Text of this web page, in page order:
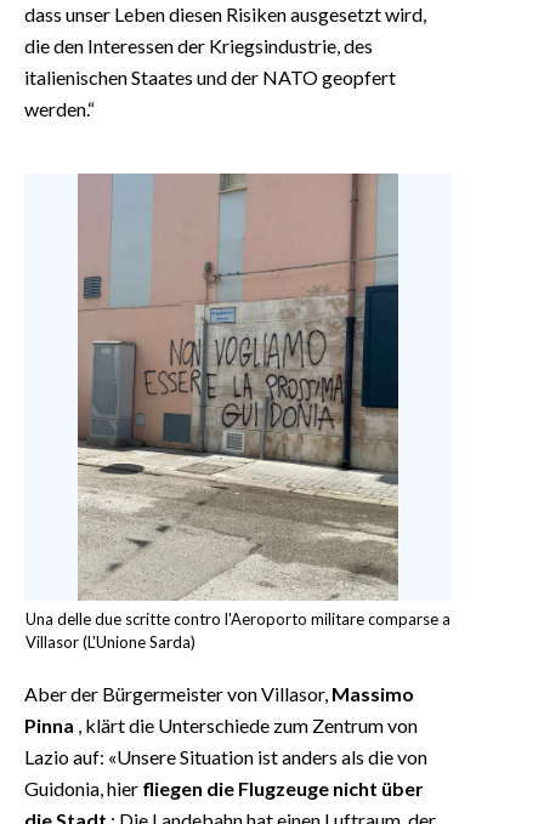
dass unser Leben diesen Risiken ausgesetzt wird,
die den Interessen der Kriegsindustrie, des
italienischen Staates und der NATO geopfert
werden.“
Una delle due scritte contro l'Aeroporto militare comparse a
Villasor (L'Unione Sarda)
Aber der Bürgermeister von Villasor, Massimo
Pinna , klärt die Unterschiede zum Zentrum von
Lazio auf: «Unsere Situation ist anders als die von
Guidonia, hier fliegen die Flugzeuge nicht über